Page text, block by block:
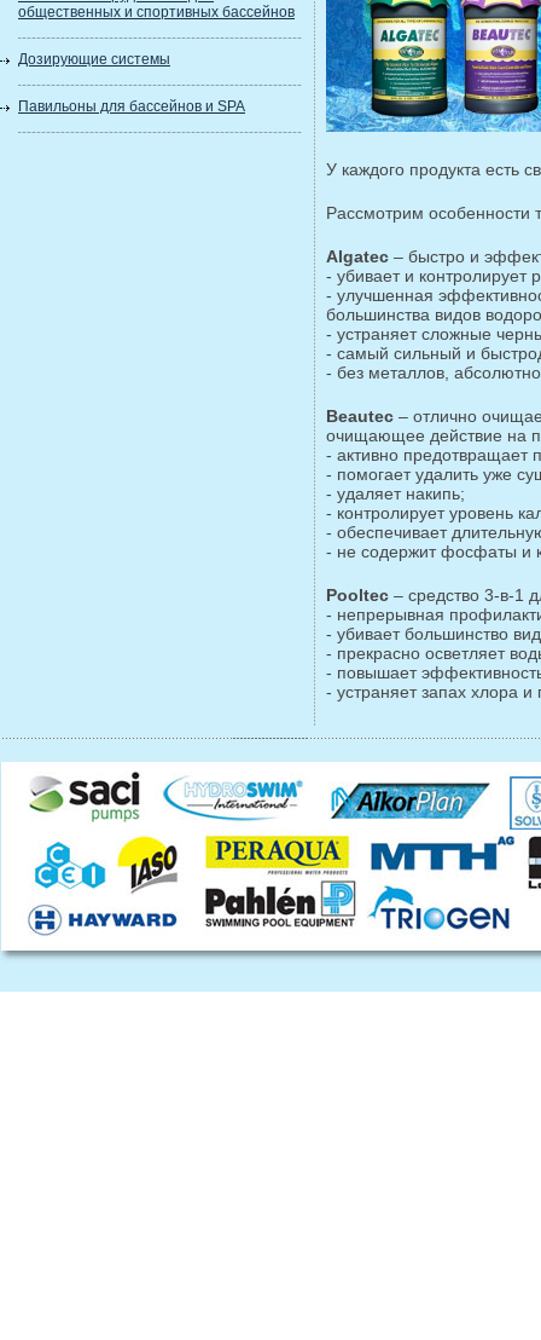
общественных и спортивных бассейнов
Дозирующие системы
Павильоны для бассейнов и SPA
У каждого продукта есть
Рассмотрим особенности
Algatec – быстро и
- убивает и контролирует
- улучшенная
большинства видов
- устраняет сложные
- самый сильный и
- без металлов,
Beautec – отлично
очищающее действие на
- активно предотвращает
- помогает удалить уже
- удаляет накипь;
- контролирует уровень
- обеспечивает
- не содержит фосфаты и
Pooltec – средство 3-в-1
- непрерывная
- убивает большинство
- прекрасно осветляет
- повышает
- устраняет запах хлора